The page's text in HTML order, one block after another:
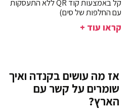
קל באמצעות קוד QR ללא התעסקות
עם החלפות של סים)
קראו עוד +
אז מה עושים בקנדה ואיך
שומרים על קשר עם
הארץ?